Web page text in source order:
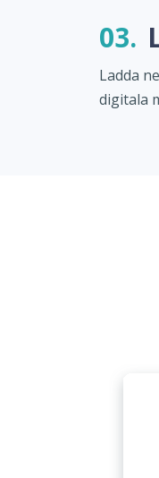
03.
Ladda
digitala